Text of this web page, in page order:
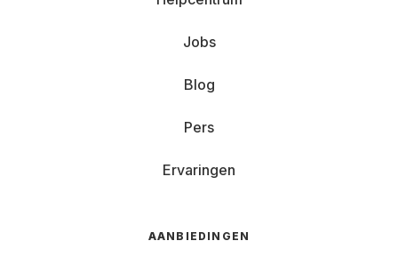
Jobs
Blog
Pers
Ervaringen
AANBIEDINGEN